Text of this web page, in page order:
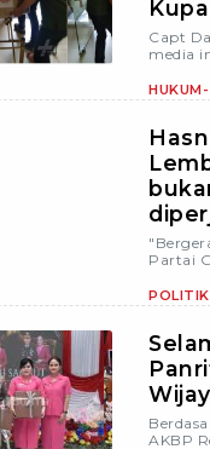
Capt
media
Partai
POLITIK
AKBP